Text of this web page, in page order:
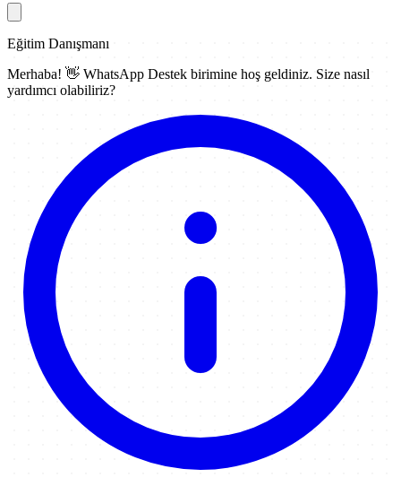
Eğitim Danışmanı
Merhaba! 👋 WhatsApp Destek birimine hoş geldiniz. Size nasıl
yardımcı olabiliriz?